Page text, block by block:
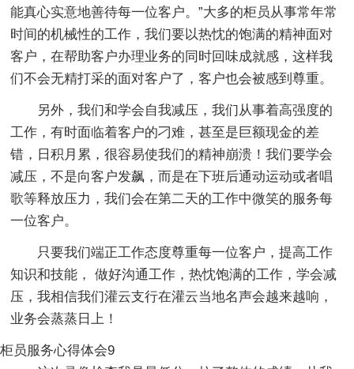
能真心实意地善待每一位客户。”大多的柜员从事常年常
时间的机械性的工作，我们要以热忱的饱满的精神面对
客户，在帮助客户办理业务的同时回味成就感，这样我
们不会无精打采的面对客户了，客户也会被感到尊重。
另外，我们和学会自我减压，我们从事着高强度的
工作，有时面临着客户的刁难，甚至是巨额现金的差
错，日积月累，很容易使我们的精神崩溃！我们要学会
减压，不是向客户发飙，而是在下班后通动运动或者唱
歌等释放压力，我们会在第二天的工作中微笑的服务每
一位客户。
只要我们端正工作态度尊重每一位客户，提高工作
知识和技能， 做好沟通工作，热忱饱满的工作，学会减
压，我相信我们灌云支行在灌云当地名声会越来越响，
业务会蒸蒸日上！
柜员服务心得体会9